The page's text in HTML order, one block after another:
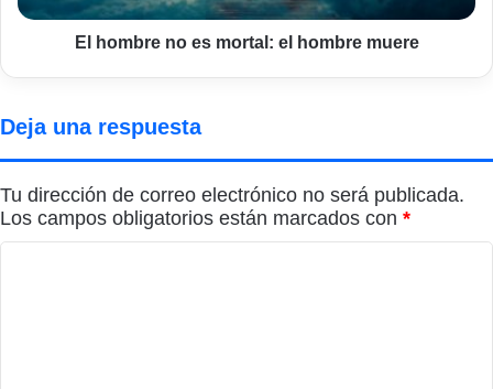
El hombre no es mortal: el hombre muere
Deja una respuesta
Tu dirección de correo electrónico no será publicada.
Los campos obligatorios están marcados con *